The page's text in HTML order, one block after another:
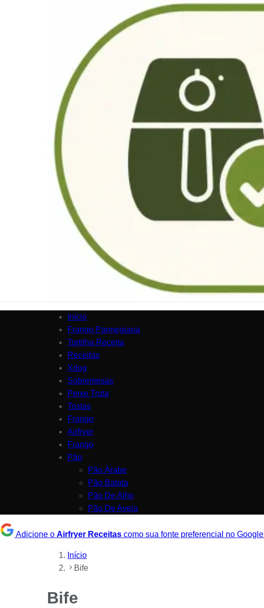
Início
Frango Parmegiana
Tortilha Receita
Receitas
Xdog
Sobremesas
Peixe Truta
Tostas
Frango
Airfryer
Frango
Pão
Pão Árabe
Pão Batata
Pão De Alho
Pão De Aveia
Adicione o Airfryer Receitas como sua fonte preferencial no Google
Início
Bife
Bife